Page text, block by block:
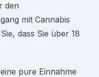
den
mit Cannabis
dass Sie über 18
pure Einnahme